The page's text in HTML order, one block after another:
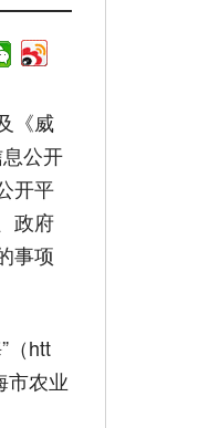
《威
公开
开平
政府
事项
（htt
市农业